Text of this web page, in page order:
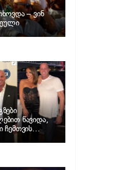
– ვინ
წავიდა,
ჩემთვის
ბუზალაძე